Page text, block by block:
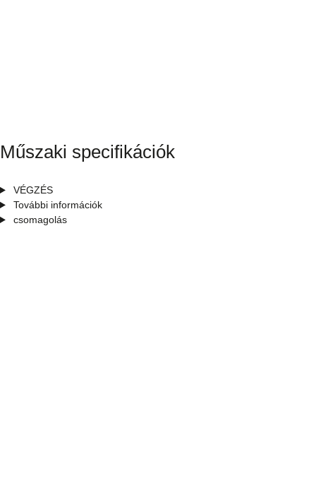
Műszaki specifikációk
VÉGZÉS
További információk
csomagolás